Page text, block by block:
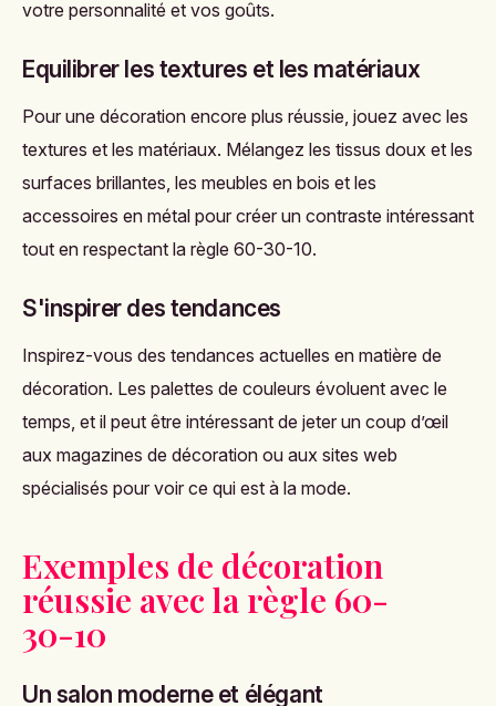
votre personnalité et vos goûts.
Equilibrer les textures et les matériaux
Pour une décoration encore plus réussie, jouez avec les
textures et les matériaux. Mélangez les tissus doux et les
surfaces brillantes, les meubles en bois et les
accessoires en métal pour créer un contraste intéressant
tout en respectant la règle 60-30-10.
S'inspirer des tendances
Inspirez-vous des tendances actuelles en matière de
décoration. Les palettes de couleurs évoluent avec le
temps, et il peut être intéressant de jeter un coup d’œil
aux magazines de décoration ou aux sites web
spécialisés pour voir ce qui est à la mode.
Exemples de décoration
réussie avec la règle 60-
30-10
Un salon moderne et élégant